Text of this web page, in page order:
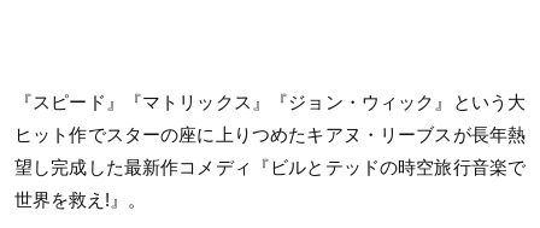
『スピード』『マトリックス』『ジョン・ウィック』という大
ヒット作でスターの座に上りつめたキアヌ・リーブスが長年熱
望し完成した最新作コメディ『ビルとテッドの時空旅行音楽で
世界を救え!』。